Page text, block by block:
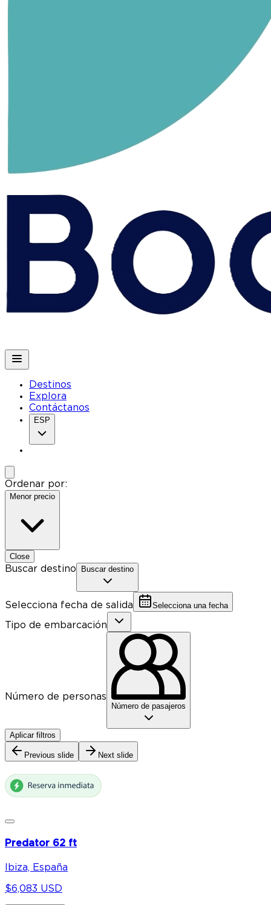
Destinos
Explora
Contáctanos
ESP
Ordenar por:
Menor precio
Close
Buscar destino Buscar destino
Selecciona fecha de salida Selecciona una fecha
Tipo de embarcación
Número de personas
Número de pasajeros
Aplicar filtros
Previous slide Next slide
Predator 62 ft
Ibiza, España
$6,083 USD